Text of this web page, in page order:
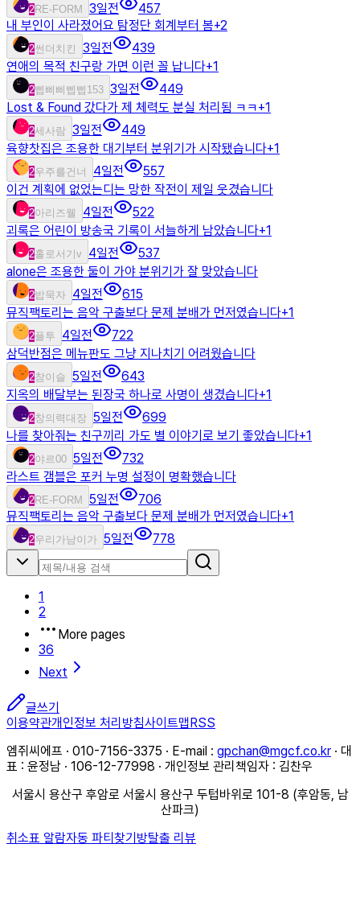
2RE-FORM 3일전
457
내 부인이 사라졌어요 탐정단 회계부터 봄+2
2썬더치킨 3일전
439
연애의 목적 친구랑 가면 이런 꼴 납니다+1
2삡삐삐삡삡153 3일전
449
Lost & Found 갔다가 제 체력도 분실 처리됨 ㅋㅋ+1
2세사람 3일전
449
육향찻집은 조용한 대기부터 분위기가 시작됐습니다+1
2우주를건너 4일전
557
이건 계획에 없었는디는 망한 작전이 제일 웃겼습니다
2아리즈웰 4일전
522
괴록은 어린이 방송국 기록이 서늘하게 남았습니다+1
2홀로서기v 4일전
537
alone은 조용한 둘이 가야 분위기가 잘 맞았습니다
2밥묵자 4일전
615
뮤직팩토리는 음악 구출보다 문제 분배가 먼저였습니다+1
2플투 4일전
722
삼덕반점은 메뉴판도 그냥 지나치기 어려웠습니다
2참이슬 5일전
643
지옥의 배달부는 된장국 하나로 사명이 생겼습니다+1
2창의력대장 5일전
699
나를 찾아줘는 친구끼리 가도 별 이야기로 보기 좋았습니다+1
2야르00 5일전
732
라스트 갬블은 포커 누명 설정이 명확했습니다
2RE-FORM 5일전
706
뮤직팩토리는 음악 구출보다 문제 분배가 먼저였습니다+1
2우리가남이가 5일전 778
1
2
More pages
36
Next
글쓰기
이용약관개인정보 처리방침사이트맵 RSS
엠쥐씨에프 · 010-7156-3375 · E-mail : gpchan@mgcf.co.kr · 대
표 : 윤정남 · 106-12-77998 · 개인정보 관리책임자 : 김찬우
서울시 용산구 후암로 서울시 용산구 두텁바위로 101-8 (후암동, 남
산파크)
취소표 알람자동 파티찾기 방탈출 리뷰